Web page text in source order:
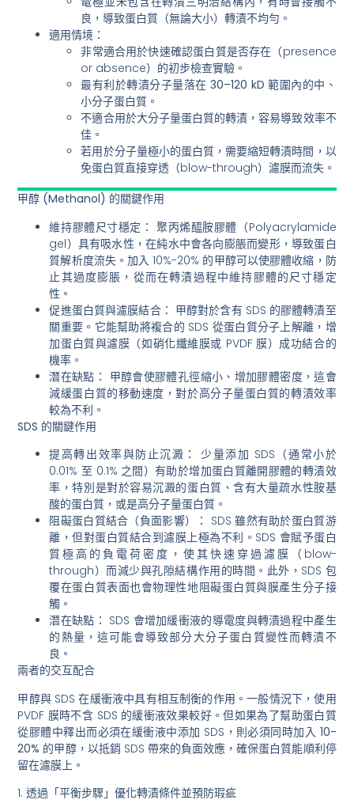
良，導致蛋白質（無論大小）轉漬不均勻。
適用情境：
非常適合用於快速確認蛋白質是否存在 （presence
or absence）的初步檢查實驗。
最有利於轉漬分子量落在30–120 kD 範圍內的中、
小分子蛋白質。
不適合用於大分子量蛋白質的轉漬，容易導致效率不
佳。
若用於分子量極小的蛋白質，需要縮短轉漬時間，以
免蛋白質直接穿透（blow-through）濾膜而流失。
甲醇 (Methanol) 的關鍵作用
維持膠體尺寸穩定： 聚丙烯醯胺膠體（Polyacrylamide
gel）具有吸水性，在純水中會各向膨脹而變形，導致蛋白
質解析度流失。加入 10%-20% 的甲醇可以使膠體收縮，防
止其過度膨脹，從而在轉漬過程中維持膠體的尺寸穩定
性。
促進蛋白質與濾膜結合： 甲醇對於含有 SDS 的膠體轉漬至
關重要。它能幫助將複合的 SDS 從蛋白質分子上解離，增
加蛋白質與濾膜（如硝化纖維膜或 PVDF 膜）成功結合的
機率。
潛在缺點： 甲醇會使膠體孔徑縮小、增加膠體密度，這會
減緩蛋白質的移動速度，對於高分子量蛋白質的轉漬效率
較為不利。
SDS 的關鍵作用
提高轉出效率與防止沉澱：
少量添加 SDS（通常小於
0.01% 至 0.1% 之間）有助於增加蛋白質離開膠體的轉漬效
率，特別是對於容易沉澱的蛋白質、含有大量疏水性胺基
酸的蛋白質，或是高分子量蛋白質。
阻礙蛋白質結合（負面影響）： SDS 雖然有助於蛋白質游
離，但對蛋白質結合到濾膜上極為不利。SDS 會賦予蛋白
質極高的負電荷密度，使其快速穿過濾膜（blow-
through）而減少與孔隙結構作用的時間。此外，SDS 包
覆在蛋白質表面也會物理性地阻礙蛋白質與膜產生分子接
觸。
潛在缺點： SDS 會增加緩衝液的導電度與轉漬過程中產生
的熱量，這可能會導致部分大分子蛋白質變性而轉漬不
良。
兩者的交互配合
甲醇與 SDS 在緩衝液中具有相互制衡的作用。一般情況下，使用
PVDF 膜時不含 SDS 的緩衝液效果較好。但如果為了幫助蛋白質
從膠體中釋出而必須在緩衝液中添加 SDS，則必須同時加入 10-
20% 的甲醇，以抵銷 SDS 帶來的負面效應，確保蛋白質能順利停
留在濾膜上。
1. 透過「平衡步驟」優化轉漬條件並預防瑕疵